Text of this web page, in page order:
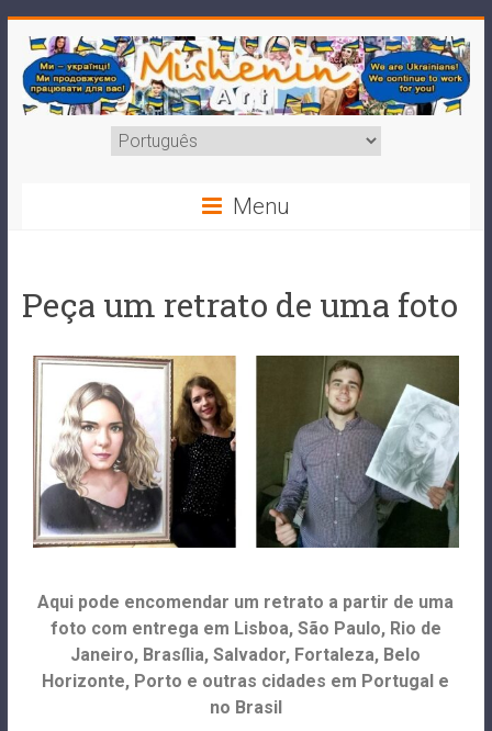
Menu
Peça um retrato de uma foto
Aqui pode encomendar um retrato a partir de uma
foto com entrega em Lisboa, São Paulo, Rio de
Janeiro, Brasília, Salvador, Fortaleza, Belo
Horizonte, Porto e outras cidades em Portugal e
no Brasil